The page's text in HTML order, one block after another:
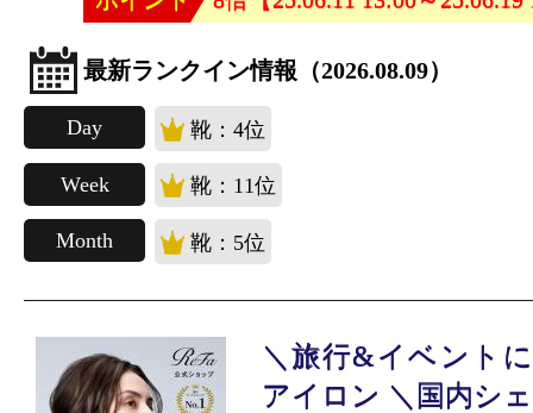
最新ランクイン情報（2026.08.09）
Day 靴：4位
Week 靴：11位
Month 靴：5位
＼旅行&イベント
アイロン ＼国内シ